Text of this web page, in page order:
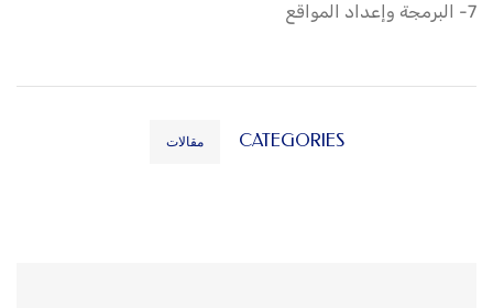
7- البرمجة وإعداد المواقع
CATEGORIES مقالات